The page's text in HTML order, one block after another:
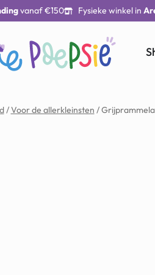
vanaf €150 Fysieke winkel in
/Voor de allerkleinsten /